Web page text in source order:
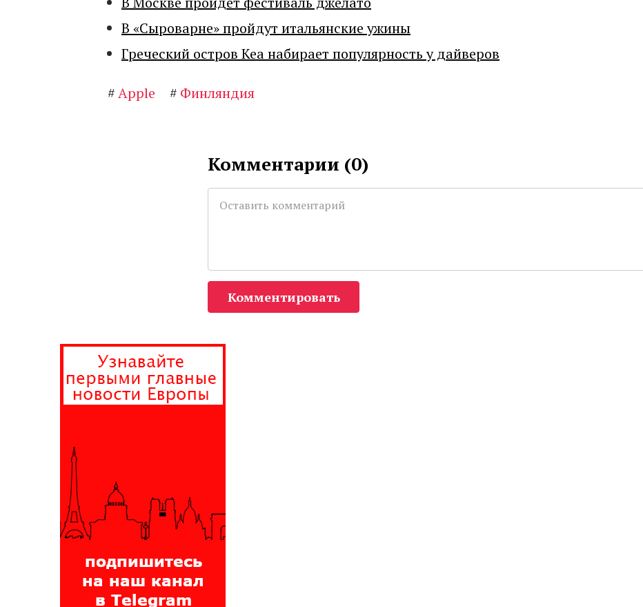
В «Сыроварне» пройдут итальянские ужины
Греческий остров Кеа набирает популярность у дайверов
#Apple # Финляндия
Комментарии (0)
Комментировать